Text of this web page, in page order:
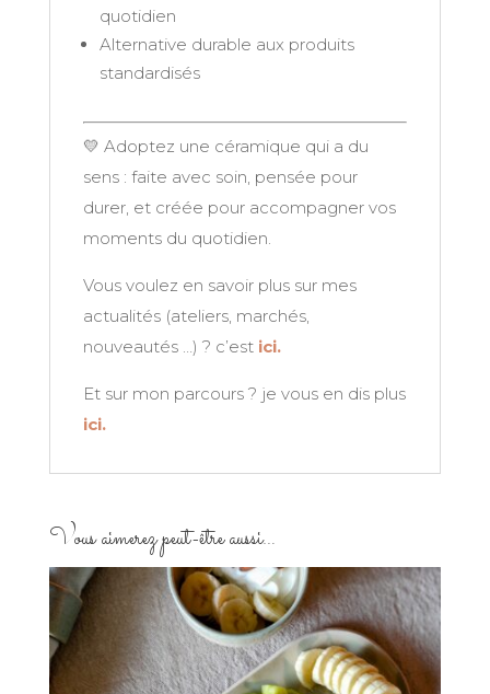
quotidien
Alternative durable aux produits
standardisés
💛 Adoptez une céramique qui a du
sens : faite avec soin, pensée pour
durer, et créée pour accompagner vos
moments du quotidien.
Vous voulez en savoir plus sur mes
actualités (ateliers, marchés,
nouveautés …) ? c’est ici.
Et sur mon parcours ? je vous en dis plus
ici.
Vous aimerez peut-être aussi…